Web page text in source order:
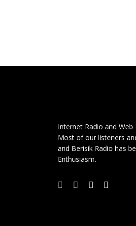
Internet Radio and Web
Most of our listeners
and Berisik Radio has
Enthusiasm.